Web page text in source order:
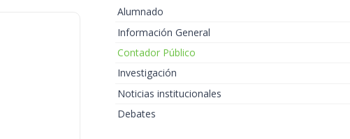
Alumnado
Información General
Contador Público
Investigación
Noticias institucionales
Debates